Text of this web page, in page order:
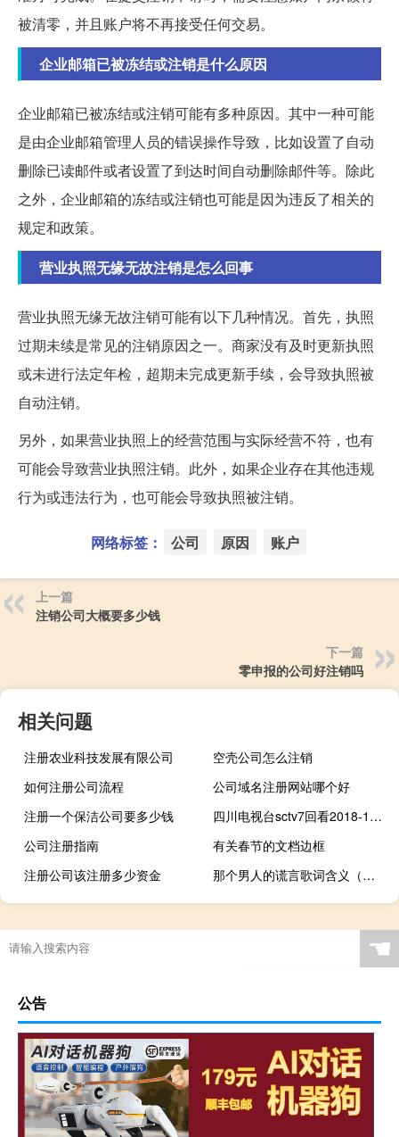
被清零，并且账户将不再接受任何交易。
企业邮箱已被冻结或注销是什么原因
企业邮箱已被冻结或注销可能有多种原因。其中一种可能
是由企业邮箱管理人员的错误操作导致，比如设置了自动
删除已读邮件或者设置了到达时间自动删除邮件等。除此
之外，企业邮箱的冻结或注销也可能是因为违反了相关的
规定和政策。
营业执照无缘无故注销是怎么回事
营业执照无缘无故注销可能有以下几种情况。首先，执照
过期未续是常见的注销原因之一。商家没有及时更新执照
或未进行法定年检，超期未完成更新手续，会导致执照被
自动注销。
另外，如果营业执照上的经营范围与实际经营不符，也有
可能会导致营业执照注销。此外，如果企业存在其他违规
行为或违法行为，也可能会导致执照被注销。
网络标签： 公司 原因 账户
上一篇
注销公司大概要多少钱
下一篇
零申报的公司好注销吗
相关问题
注册农业科技发展有限公司
空壳公司怎么注销
如何注册公司流程
公司域名注册网站哪个好
注册一个保洁公司要多少钱
四川电视台sctv7回看2018-12-20（四川电视台sctv7回看）
公司注册指南
有关春节的文档边框
注册公司该注册多少资金
那个男人的谎言歌词含义（那个男人的谎言歌词）
☚
公告